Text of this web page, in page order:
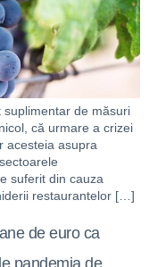
de măsuri
că urmare a crizei
acesteia asupra
suferit din cauza
restaurantelor […]
de euro ca